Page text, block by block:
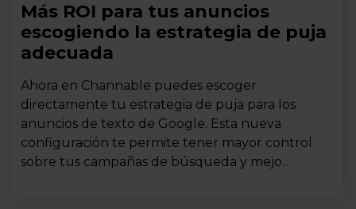
Más ROI para tus anuncios
escogiendo la estrategia de puja
adecuada
Ahora en Channable puedes escoger
directamente tu estrategia de puja para los
anuncios de texto de Google. Esta nueva
configuración te permite tener mayor control
sobre tus campañas de búsqueda y mejo...